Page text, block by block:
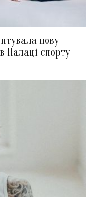
нову
Палаці спорту